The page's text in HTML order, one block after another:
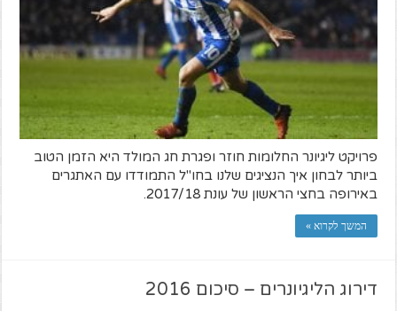
פרויקט ליגיונר החלומות חוזר ופגרת חג המולד היא הזמן הטוב
ביותר לבחון איך הנציגים שלנו בחו"ל התמודדו עם האתגרים
באירופה בחצי הראשון של עונת 2017/18.
המשך לקרוא »
דירוג הליגיונרים – סיכום 2016